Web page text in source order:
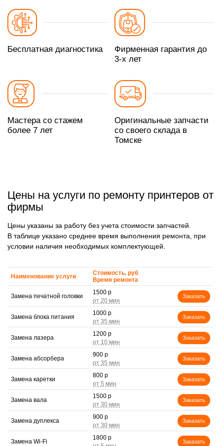
Бесплатная диагностика
Фирменная гарантия до
3-х лет
Мастера со стажем
более 7 лет
Оригинальные запчасти
со своего склада в
Томске
Цены на услуги по ремонту принтеров от
фирмы
Цены указаны за работу без учета стоимости запчастей.
В таблице указано среднее время выполнения ремонта, при
условии наличия необходимых комплектующей.
Наименование услуги
Стоимость, руб
Время ремонта
Замена печатной головки
1500 р
Заказать
Замена блока питания
1000 р
Заказать
Замена лазера
1200 р
Заказать
Замена абсорбера
900 р
Заказать
Замена каретки
800 р
Заказать
Замена вала
1500 р
Заказать
Замена дуплекса
900 р
Заказать
Замена Wi-Fi
1800 р
Заказать